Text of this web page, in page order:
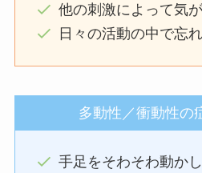
他の刺激によって気
日々の活動の中で忘
多動性／衝動性の
手足をそわそわ動か